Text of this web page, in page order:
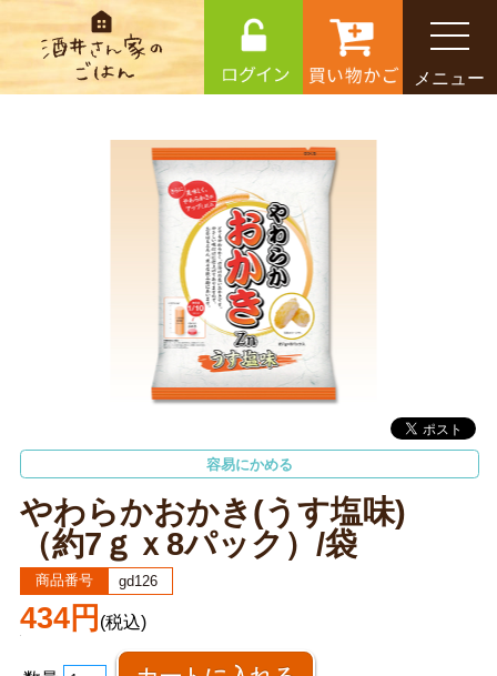
メニュー
容易にかめる
やわらかおかき(うす塩味)
（約7ｇｘ8パック）/袋
商品番号 gd126
434円 (税込)